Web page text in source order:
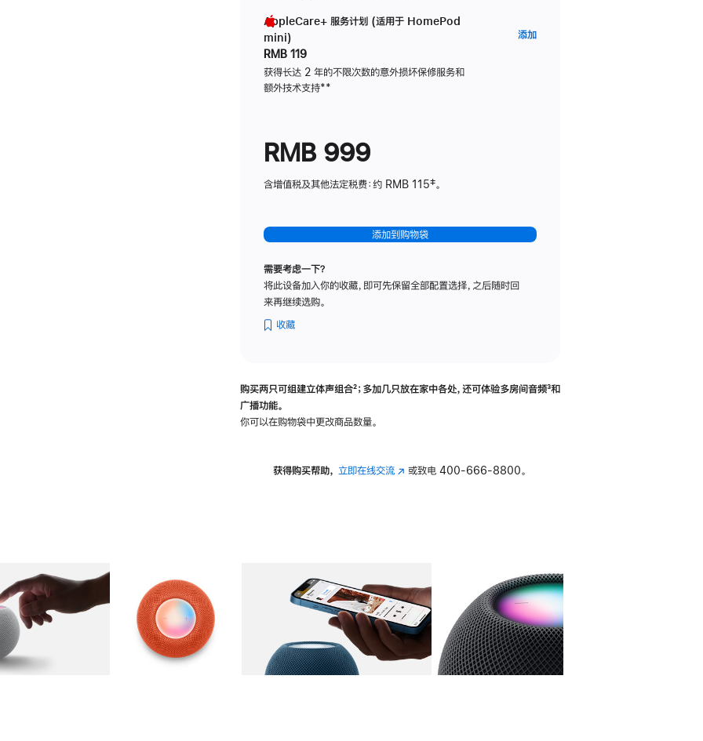
AppleCare+ 服务计划 (适用于 HomePod
mini)
RMB 119
获得长达 2 年的不限次数的意外损坏保修服务和
额外技术支持脚
**
添加AppleCare+
RMB 999
含增值税及其他法定税费：约 RMB 115‡。
添加到购物袋
需要考虑一下？
将此设备加入你的收藏，即可先保留全部配置选择，之后随时回
来再继续选购。
收藏
购买两只可组建立体声组合脚
²；多加几只放在家中各处，还可体验多‍房‍间音频脚
³和
广播功能。
你可以在购物袋中更改商品数量。
获得购买帮助， 立即在线交流(在 或致电 400-666-8800。
图库 图像 图库 图像 图库 图像 4 图库 图像 5